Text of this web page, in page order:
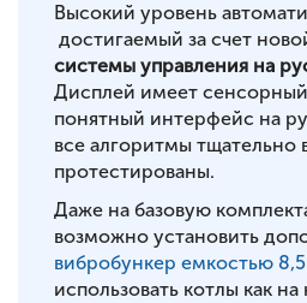
Высокий уровень
достигаемый за счет
системы управления на
Дисплей имеет
понятный интерфейс на
все алгоритмы тщательно
протестированы.
Даже на базовую
возможно установить
вибробункер емкостью
использовать котлы как